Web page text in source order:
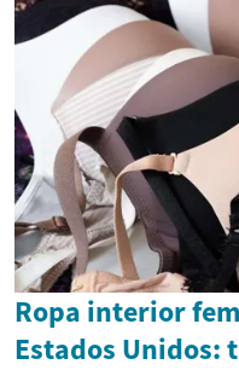
Ropa interior
Estados Unidos: